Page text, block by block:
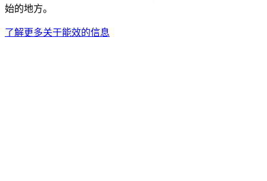
始的地方。
了解更多关于能效的信息